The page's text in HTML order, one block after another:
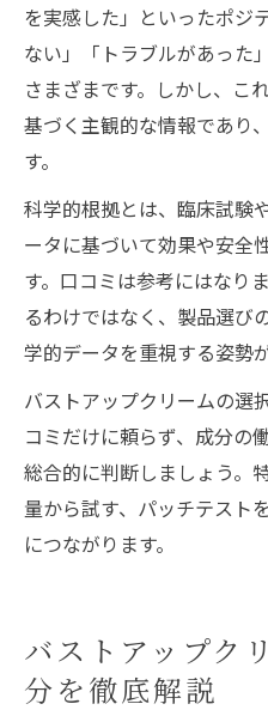
を実感した」といったポジ
ない」「トラブルがあった
さまざまです。しかし、こ
基づく主観的な情報であり
す。
科学的根拠とは、臨床試験
ータに基づいて効果や安全
す。口コミは参考にはなり
るわけではなく、製品選び
学的データを重視する姿勢
バストアップクリームの選
コミだけに頼らず、成分の
総合的に判断しましょう。
量から試す、パッチテスト
につながります。
バストアップク
分を徹底解説